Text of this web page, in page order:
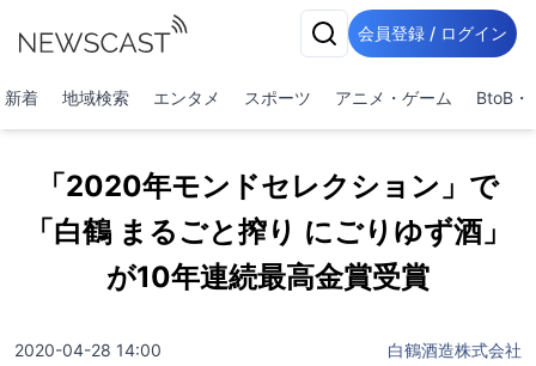
会員登録 / ログイン
新着 地域検索 エンタメ スポーツ アニメ・ゲーム BtoB・
「2020年モンドセレクション」で
「白鶴 まるごと搾り にごりゆず酒」
が10年連続最高金賞受賞
2020-04-28 14:00 白鶴酒造株式会社